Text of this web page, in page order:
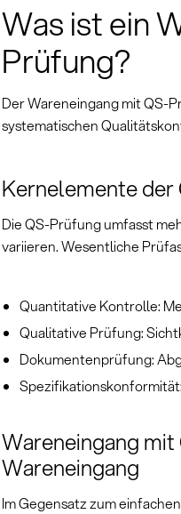
Was ist ein
Prüfung?
Der Wareneingang mit QS-
systematischen
Kernelemente
Die QS-Prüfung umfasst
variieren. Wesentliche
Quantitative Kontrolle:
Qualitative Prüfung:
Dokumentenprüfung:
Wareneingang
Wareneingang
Im Gegensatz zum einfachen